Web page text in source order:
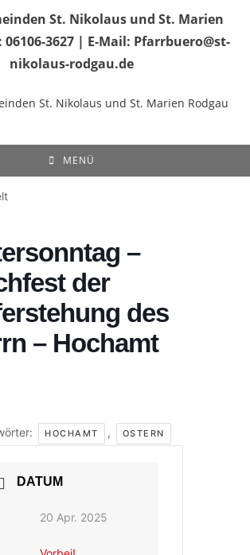
St. Nikolaus und St. Marien
3627 | E-Mail: Pfarrbuero@st-
nikolaus-rodgau.de
MENÜ
–
der
des
– Hochamt
HOCHAMT , OSTERN
DATUM
20 Apr. 2025